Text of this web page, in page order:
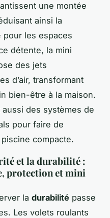
une montée
ainsi la
pour les espaces
détente, la mini
des jets
d’air, transformant
bien-être à la maison.
des systèmes de
pour faire de
compacte.
et la durabilité :
protection et mini
la durabilité passe
Les volets roulants